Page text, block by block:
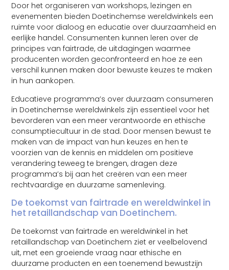
Door het organiseren van workshops, lezingen en
evenementen bieden Doetinchemse wereldwinkels een
ruimte voor dialoog en educatie over duurzaamheid en
eerlijke handel. Consumenten kunnen leren over de
principes van fairtrade, de uitdagingen waarmee
producenten worden geconfronteerd en hoe ze een
verschil kunnen maken door bewuste keuzes te maken
in hun aankopen.
Educatieve programma’s over duurzaam consumeren
in Doetinchemse wereldwinkels zijn essentieel voor het
bevorderen van een meer verantwoorde en ethische
consumptiecultuur in de stad. Door mensen bewust te
maken van de impact van hun keuzes en hen te
voorzien van de kennis en middelen om positieve
verandering teweeg te brengen, dragen deze
programma’s bij aan het creëren van een meer
rechtvaardige en duurzame samenleving.
De toekomst van fairtrade en wereldwinkel in
het retaillandschap van Doetinchem.
De toekomst van fairtrade en wereldwinkel in het
retaillandschap van Doetinchem ziet er veelbelovend
uit, met een groeiende vraag naar ethische en
duurzame producten en een toenemend bewustzijn